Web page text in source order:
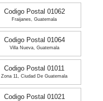
Codigo Postal 01062
Fraijanes, Guatemala
Codigo Postal 01064
Villa Nueva, Guatemala
Codigo Postal 01011
Zona 11, Ciudad De Guatemala
Codigo Postal 01021